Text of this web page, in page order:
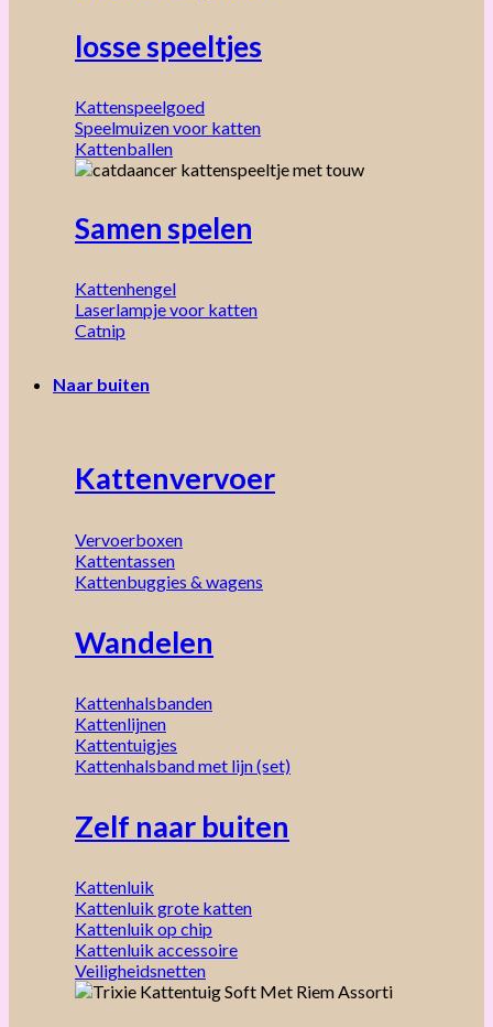
losse speeltjes
Kattenspeelgoed
Speelmuizen voor katten
Kattenballen
Samen spelen
Kattenhengel
Laserlampje voor katten
Catnip
Naar buiten
Kattenvervoer
Vervoerboxen
Kattentassen
Kattenbuggies & wagens
Wandelen
Kattenhalsbanden
Kattenlijnen
Kattentuigjes
Kattenhalsband met lijn (set)
Zelf naar buiten
Kattenluik
Kattenluik grote katten
Kattenluik op chip
Kattenluik accessoire
Veiligheidsnetten